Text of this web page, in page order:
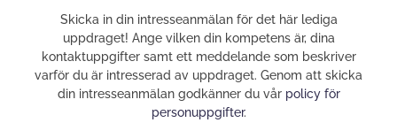
Skicka in din intresseanmälan för det här lediga
uppdraget! Ange vilken din kompetens är, dina
kontaktuppgifter samt ett meddelande som beskriver
varför du är intresserad av uppdraget. Genom att skicka
din intresseanmälan godkänner du vår policy för
personuppgifter.